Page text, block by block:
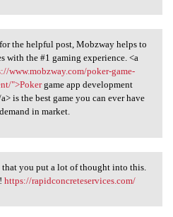
for the helpful
the helpful post, Mobzway helps to
with the #1 gaming experience. <a
www.mobzway.com/poker-game-
">Pokergame app development
is the best game you can ever have
in market.
that you put a
you put a lot of thought into this.
https://rapidconcreteservices.com/